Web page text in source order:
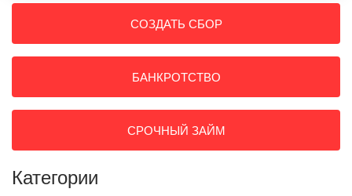
СОЗДАТЬ СБОР
БАНКРОТСТВО
СРОЧНЫЙ ЗАЙМ
Категории